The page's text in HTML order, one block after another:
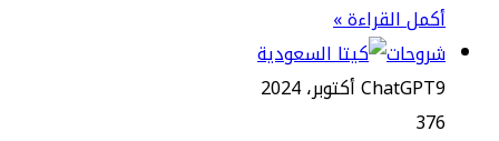
أكمل القراءة »
شروحات
ChatGPT9 أكتوبر، 2024
376